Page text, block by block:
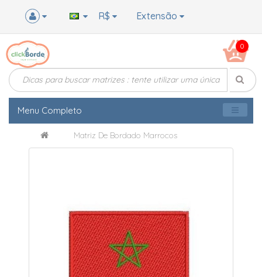
Extensão
R$
0
Menu Completo
Matriz De Bordado Marrocos